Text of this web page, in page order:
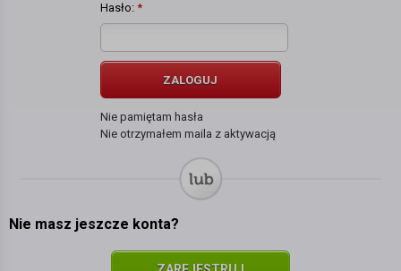
Hasło: *
ZALOGUJ
Nie pamiętam hasła
Nie otrzymałem maila z aktywacją
Nie masz jeszcze konta?